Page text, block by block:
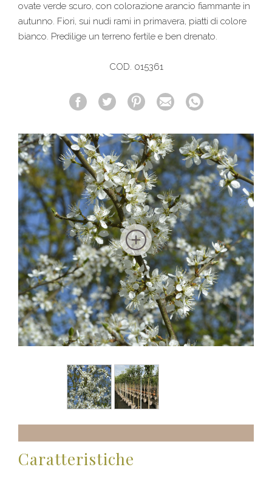
ovate verde scuro, con colorazione arancio fiammante in
autunno. Fiori, sui nudi rami in primavera, piatti di colore
bianco. Predilige un terreno fertile e ben drenato.
COD. 015361
Caratteristiche